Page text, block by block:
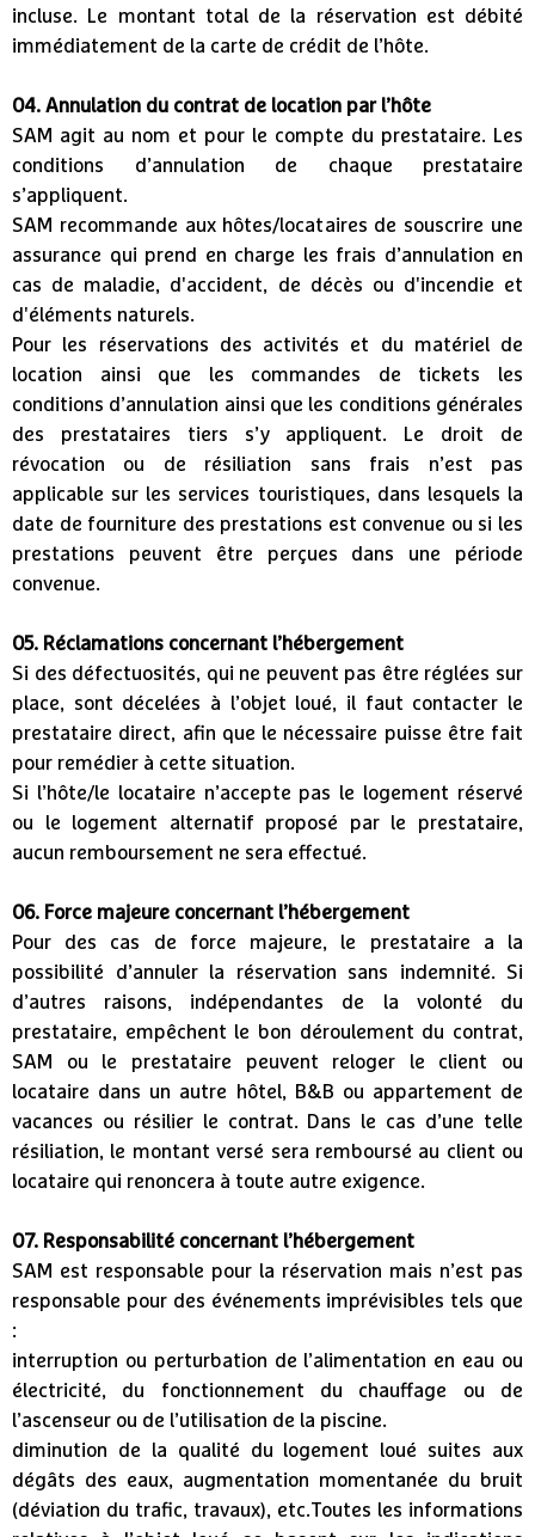
incluse. Le montant total de la réservation est débité
immédiatement de la carte de crédit de l’hôte.
04. Annulation du contrat de location par l’hôte
SAM agit au nom et pour le compte du prestataire. Les
conditions d’annulation de chaque prestataire
s’appliquent.
SAM recommande aux hôtes/locataires de souscrire une
assurance qui prend en charge les frais d’annulation en
cas de maladie, d'accident, de décès ou d'incendie et
d'éléments naturels.
Pour les réservations des activités et du matériel de
location ainsi que les commandes de tickets les
conditions d’annulation ainsi que les conditions générales
des prestataires tiers s’y appliquent. Le droit de
révocation ou de résiliation sans frais n’est pas
applicable sur les services touristiques, dans lesquels la
date de fourniture des prestations est convenue ou si les
prestations peuvent être perçues dans une période
convenue.
05. Réclamations concernant l’hébergement
Si des défectuosités, qui ne peuvent pas être réglées sur
place, sont décelées à l’objet loué, il faut contacter le
prestataire direct, afin que le nécessaire puisse être fait
pour remédier à cette situation.
Si l’hôte/le locataire n’accepte pas le logement réservé
ou le logement alternatif proposé par le prestataire,
aucun remboursement ne sera effectué.
06. Force majeure concernant l’hébergement
Pour des cas de force majeure, le prestataire a la
possibilité d’annuler la réservation sans indemnité. Si
d’autres raisons, indépendantes de la volonté du
prestataire, empêchent le bon déroulement du contrat,
SAM ou le prestataire peuvent reloger le client ou
locataire dans un autre hôtel, B&B ou appartement de
vacances ou résilier le contrat. Dans le cas d’une telle
résiliation, le montant versé sera remboursé au client ou
locataire qui renoncera à toute autre exigence.
07. Responsabilité concernant l’hébergement
SAM est responsable pour la réservation mais n’est pas
responsable pour des événements imprévisibles tels que
:
interruption ou perturbation de l’alimentation en eau ou
électricité, du fonctionnement du chauffage ou de
l’ascenseur ou de l’utilisation de la piscine.
diminution de la qualité du logement loué suites aux
dégâts des eaux, augmentation momentanée du bruit
(déviation du trafic, travaux), etc.Toutes les informations